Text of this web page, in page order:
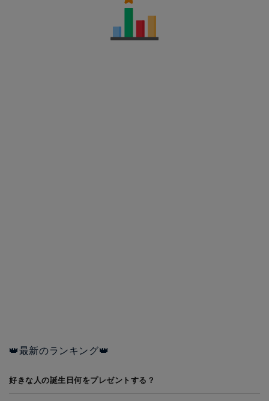
👑最新のランキング👑
好きな人の誕生日何をプレゼントする？